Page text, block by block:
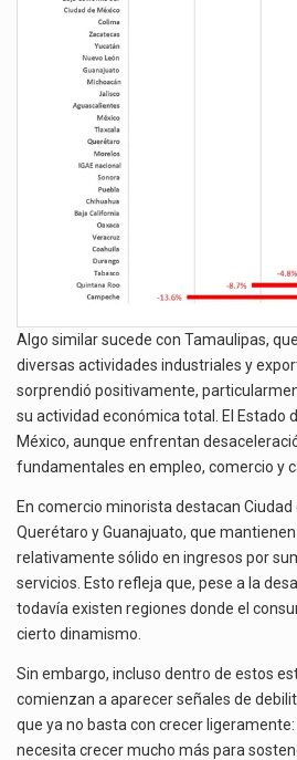
Algo similar sucede con Tamaulipas,
diversas actividades industriales y
sorprendió positivamente,
su actividad económica total. El Estado
México, aunque enfrentan
fundamentales en empleo, comercio y
En comercio minorista destacan Ciudad
Querétaro y Guanajuato, que
relativamente sólido en ingresos por
servicios. Esto refleja que, pese a la
todavía existen regiones donde el
cierto dinamismo.
Sin embargo, incluso dentro de estos
comienzan a aparecer señales de
que ya no basta con crecer
necesita crecer mucho más para